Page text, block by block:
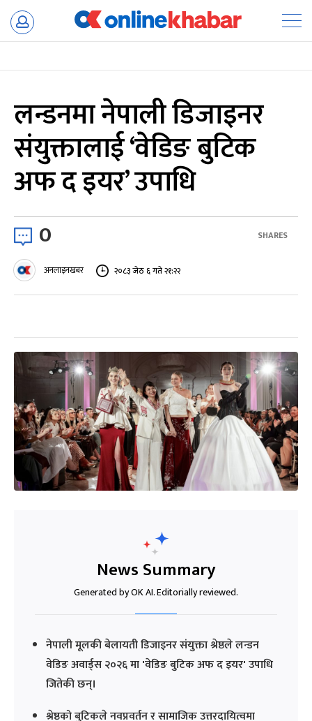
Skip
content
लन्डनमा नेपाली डिजाइनर
संयुक्तालाई ‘वेडिङ बुटिक
अफ द इयर’ उपाधि
0 SHARES
अनलाइनखबर २०८३ जेठ ६ गते २१:२२
News Summary
Generated by OK AI. Editorially reviewed.
नेपाली मूलकी बेलायती डिजाइनर संयुक्ता श्रेष्ठले लन्डन
वेडिङ अवार्ड्स २०२६ मा 'वेडिङ बुटिक अफ द इयर' उपाधि
जितेकी छन्।
श्रेष्ठको बुटिकले नवप्रवर्तन र सामाजिक उत्तरदायित्वमा